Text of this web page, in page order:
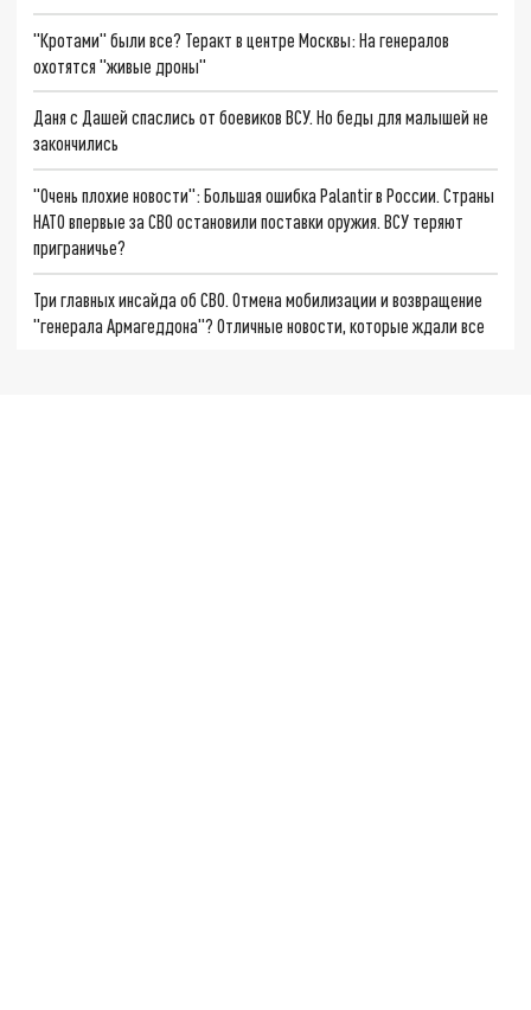
"Кротами" были все? Теракт в центре Москвы: На генералов
охотятся "живые дроны"
Даня с Дашей спаслись от боевиков ВСУ. Но беды для малышей не
закончились
"Очень плохие новости": Большая ошибка Palantir в России. Страны
НАТО впервые за СВО остановили поставки оружия. ВСУ теряют
приграничье?
Три главных инсайда об СВО. Отмена мобилизации и возвращение
"генерала Армагеддона"? Отличные новости, которые ждали все